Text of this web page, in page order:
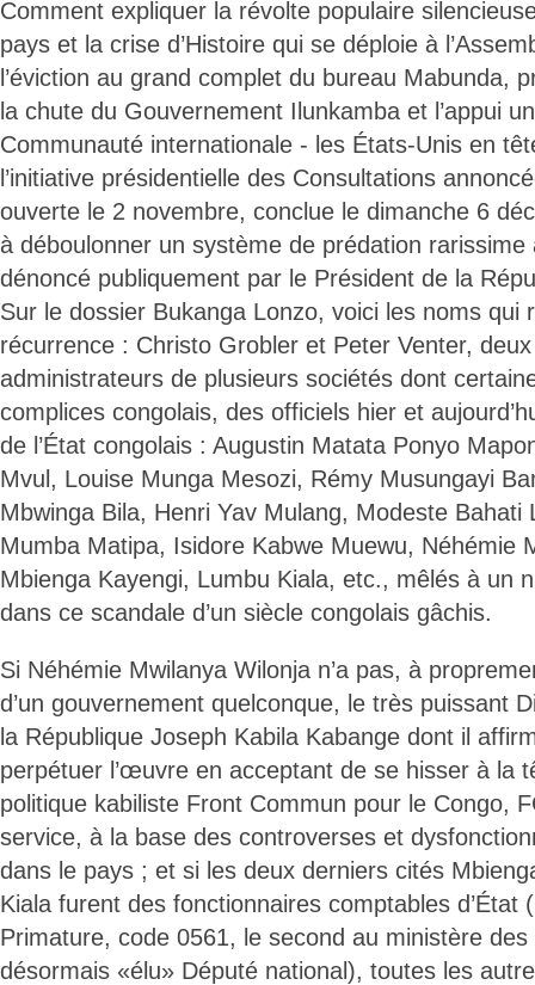
Comment expliquer la révolte populaire
pays et la crise d’Histoire qui se déploie à
l’éviction au grand complet du bureau Mabunda,
la chute du Gouvernement Ilunkamba et l’appui
Communauté internationale - les États-Unis en
l’initiative présidentielle des Consultations
ouverte le 2 novembre, conclue le dimanche 6
à déboulonner un système de prédation
dénoncé publiquement par le Président de la
Sur le dossier Bukanga Lonzo, voici les noms qui
récurrence : Christo Grobler et Peter Venter,
administrateurs de plusieurs sociétés dont
complices congolais, des officiels hier et
de l’État congolais : Augustin Matata Ponyo
Mvul, Louise Munga Mesozi, Rémy Musungayi
Mbwinga Bila, Henri Yav Mulang, Modeste Bahati
Mumba Matipa, Isidore Kabwe Muewu, Néhémie
Mbienga Kayengi, Lumbu Kiala, etc., mêlés à un
dans ce scandale d’un siècle congolais gâchis.
Si Néhémie Mwilanya Wilonja n’a pas, à
d’un gouvernement quelconque, le très puissant
la République Joseph Kabila Kabange dont il
perpétuer l’œuvre en acceptant de se hisser à la
politique kabiliste Front Commun pour le Congo,
service, à la base des controverses et
dans le pays ; et si les deux derniers cités
Kiala furent des fonctionnaires comptables d’État
Primature, code 0561, le second au ministère
désormais «élu» Député national), toutes les